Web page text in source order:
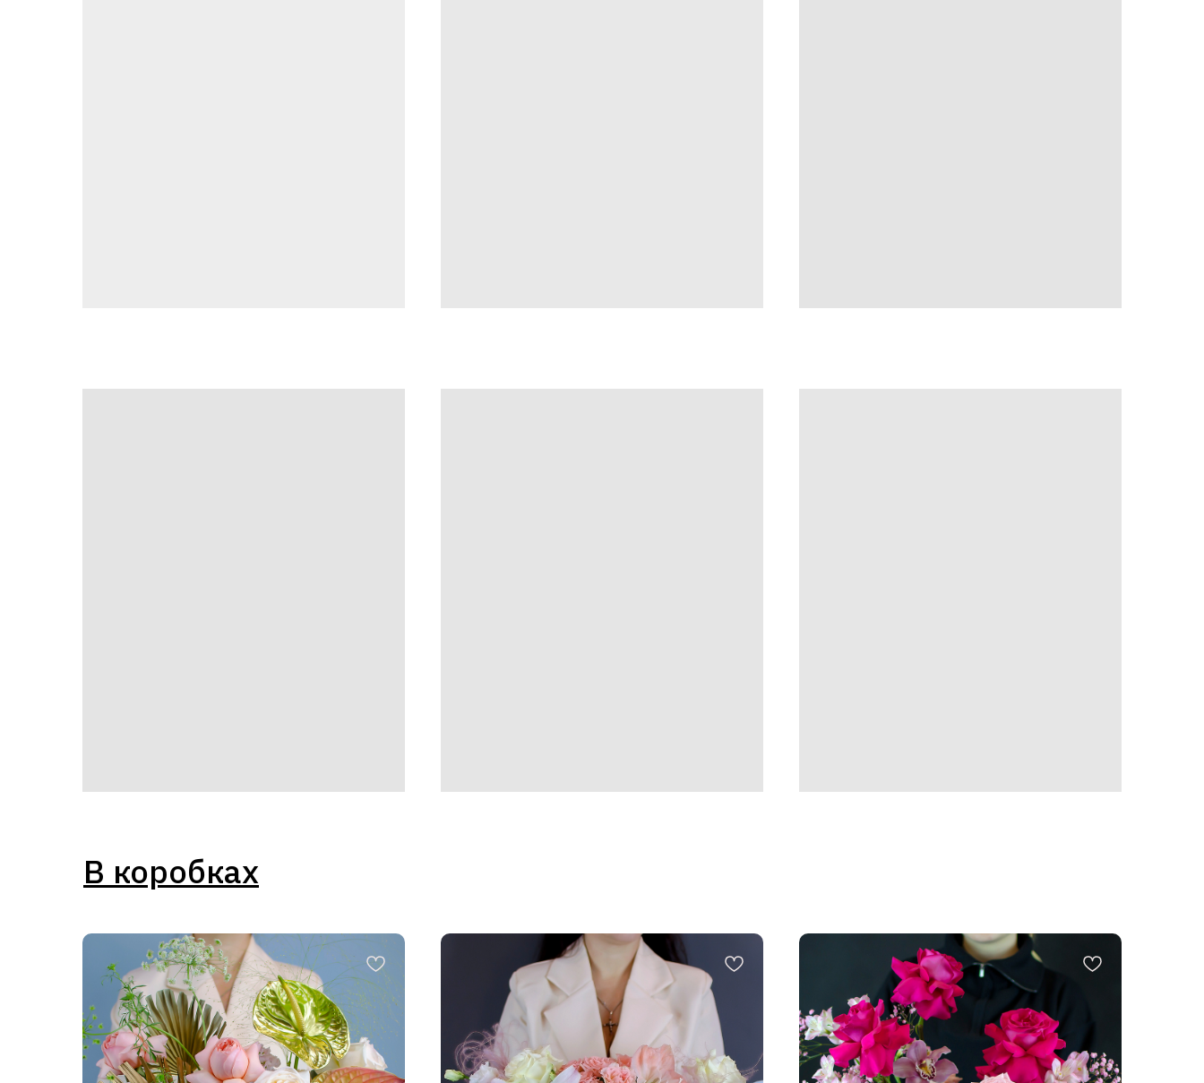
В коробках